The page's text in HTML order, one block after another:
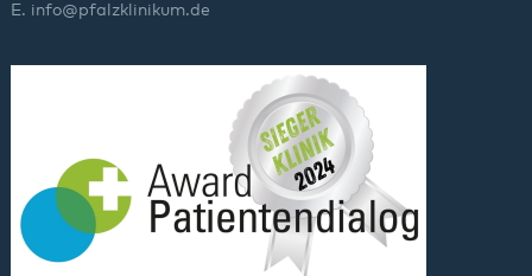
E. info@pfalzklinikum.de